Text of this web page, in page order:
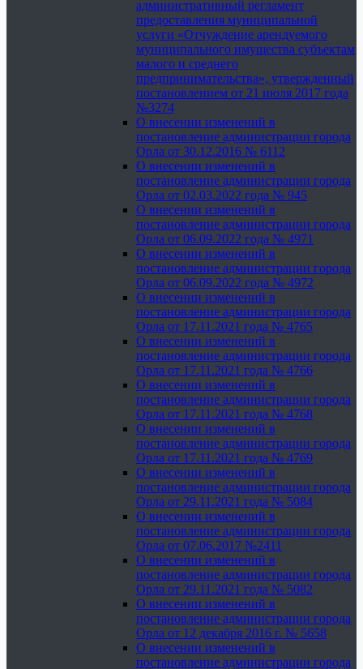
административный регламент
предоставления муниципальной
услуги «Отчуждение арендуемого
муниципального имущества субъектам
малого и среднего
предпринимательства», утвержденный
постановлением от 21 июля 2017 года
№3274
О внесении изменений в
постановление администрации города
Орла от 30.12.2016 № 6112
О внесении изменений в
постановление администрации города
Орла от 02.03.2022 года № 945
О внесении изменений в
постановление администрации города
Орла от 06.09.2022 года № 4971
О внесении изменений в
постановление администрации города
Орла от 06.09.2022 года № 4972
О внесении изменений в
постановление администрации города
Орла от 17.11.2021 года № 4765
О внесении изменений в
постановление администрации города
Орла от 17.11.2021 года № 4766
О внесении изменений в
постановление администрации города
Орла от 17.11.2021 года № 4768
О внесении изменений в
постановление администрации города
Орла от 17.11.2021 года № 4769
О внесении изменений в
постановление администрации города
Орла от 29.11.2021 года № 5084
О внесении изменений в
постановление администрации города
Орла от 07.06.2017 №2411
О внесении изменений в
постановление администрации города
Орла от 29.11.2021 года № 5082
О внесении изменений в
постановление администрации города
Орла от 12 декабря 2016 г. № 5658
О внесении изменений в
постановление администрации города